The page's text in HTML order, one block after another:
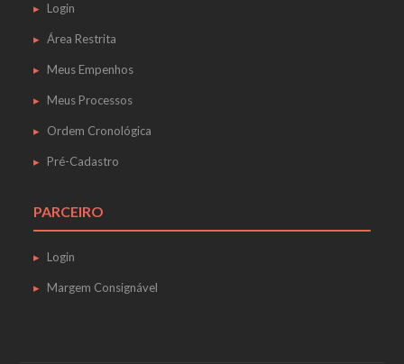
Login
Área Restrita
Meus Empenhos
Meus Processos
Ordem Cronológica
Pré-Cadastro
PARCEIRO
Login
Margem Consignável